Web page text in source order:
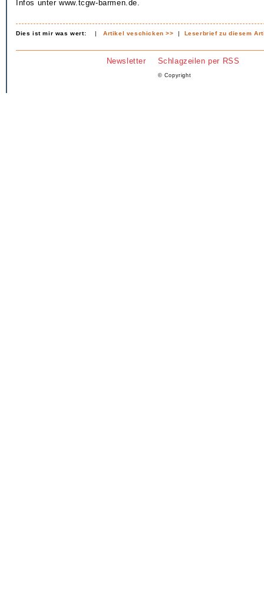
Infos unter www.tcgw-barmen.de.
Dies ist mir was wert: |Artikel veschicken >> | Leserbrief zu diesem
Newsletter Schlagzeilen per RSS
© Copyright